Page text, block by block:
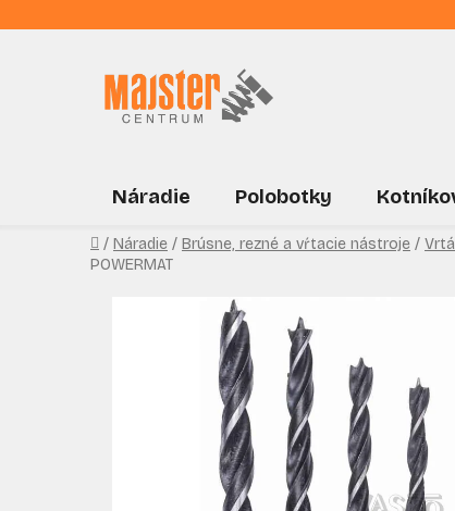
na
Náradie Polobotky
Domov
/ Náradie / Brúsne, rezné a vŕtacie nástroje /
POWERMAT